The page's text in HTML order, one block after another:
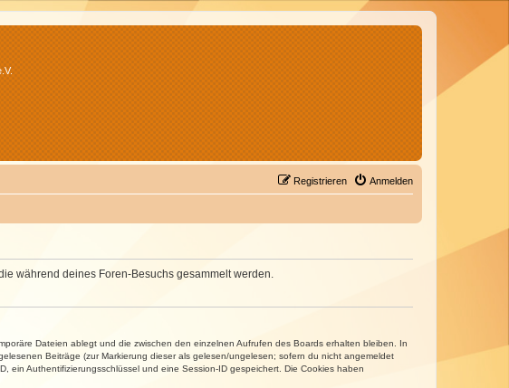
Anmelden
Registrieren
während deines Foren-Besuchs gesammelt werden.
Dateien ablegt und die zwischen den einzelnen Aufrufen des Boards erhalten bleiben. In
Beiträge (zur Markierung dieser als gelesen/ungelesen; sofern du nicht angemeldet
ein Authentifizierungsschlüssel und eine Session-ID gespeichert. Die Cookies haben